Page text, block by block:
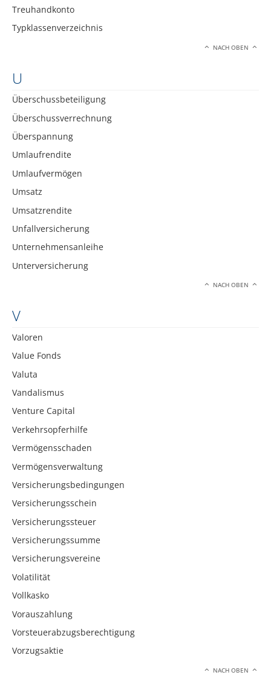
Treuhandkonto
Typklassenverzeichnis
NACH OBEN
U
Überschussbeteiligung
Überschussverrechnung
Überspannung
Umlaufrendite
Umlaufvermögen
Umsatz
Umsatzrendite
Unfallversicherung
Unternehmensanleihe
Unterversicherung
NACH OBEN
V
Valoren
Value Fonds
Valuta
Vandalismus
Venture Capital
Verkehrsopferhilfe
Vermögensschaden
Vermögensverwaltung
Versicherungsbedingungen
Versicherungsschein
Versicherungssteuer
Versicherungssumme
Versicherungsvereine
Volatilität
Vollkasko
Vorauszahlung
Vorsteuerabzugsberechtigung
Vorzugsaktie
NACH OBEN